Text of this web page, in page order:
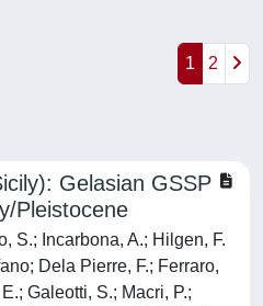
1 2
Gelasian GSSP
Pleistocene
S.; Incarbona, A.; Hilgen, F.
Dela Pierre, F.; Ferraro,
Galeotti, S.; Macri, P.;